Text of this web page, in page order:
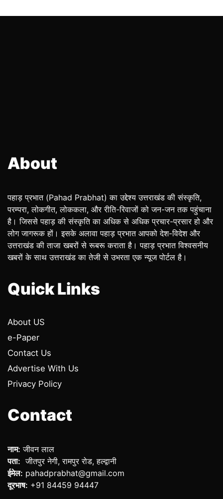
About
पहाड़ प्रभात (Pahad Prabhat) का उद्देश्य उत्तराखंड की संस्कृति,
परम्परा, लोकगीत, लोककला, और रीति-रिवाजों को जन-जन तक पहुंचाना
है। जिससे पहाड़ की संस्कृति का अधिक से अधिक प्रचार-प्रसार हो और
लोग जागरूक हों। इसके अलावा पहाड़ प्रभात आपको देश-विदेश और
उत्तराखंड की ताजा खबरों से रूबरू कराता है। पहाड़ प्रभात विश्वसनीय
खबरों के साथ उत्तराखंड का तेजी से उभरता एक न्यूज पोर्टल है।
Quick Links
About US
e-Paper
Contact Us
Advertise With Us
Privacy Policy
Contact
नाम: जीवन लाल
पता: जीतपुर नेगी, रामपुर रोड, हल्द्वानी
ईमेल: pahadprabhat@gmail.com
दूरभाष: +91 84459 94447